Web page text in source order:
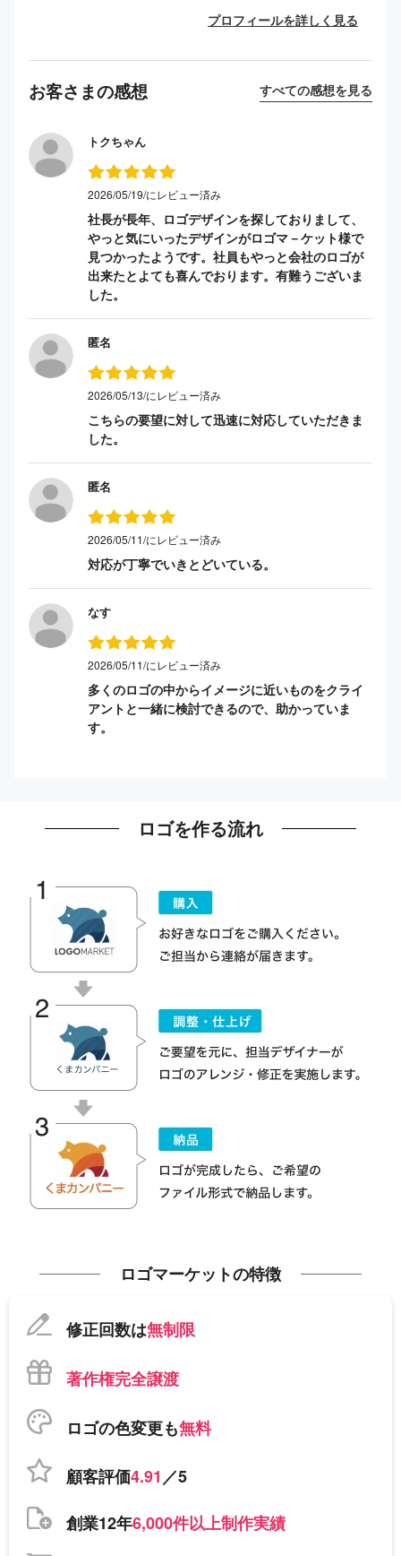
プロフィールを詳しく見る
お客さまの感想 すべての感想を見る
トクちゃん
2026/05/19/にレビュー済み
社長が長年、ロゴデザインを探しておりまして、
やっと気にいったデザインがロゴマ－ケット様で
見つかったようです。社員もやっと会社のロゴが
出来たとよても喜んでおります。有難うございま
した。
匿名
2026/05/13/にレビュー済み
こちらの要望に対して迅速に対応していただきま
した。
匿名
2026/05/11/にレビュー済み
対応が丁寧でいきとどいている。
なす
2026/05/11/にレビュー済み
多くのロゴの中からイメージに近いものをクライ
アントと一緒に検討できるので、助かっていま
す。
ロゴを作る流れ
ロゴマーケットの特徴
修正回数は無制限
著作権完全譲渡
ロゴの色変更も無料
顧客評価4.91／5
創業12年6,000件以上制作実績